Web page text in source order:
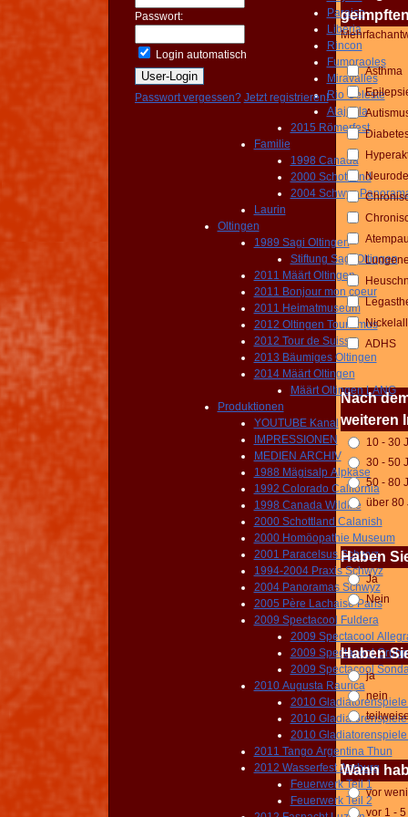
Paraiso
Liberia
Rincon
Fumoraoles
Miravalles
Rio Celeste
Alajuela
2015 Römerfest
Familie
1998 Canada
2000 Schottland
2004 Schwyz
Laurin
Oltingen
1989 Sagi Oltingen
Stiftung Sagi Oltingen
2011 Määrt Oltingen
2011 Bonjour mon coeur
2011 Heimatmuseum
2012 Oltingen Tourismus
2012 Tour de Suisse
2013 Bäumiges Oltingen
2014 Määrt Oltingen
Määrt Oltingen LANG
Produktionen
YOUTUBE Kanal
IMPRESSIONEN
MEDIEN ARCHIV
1988 Mägisalp Alpkäse
1992 Colorado California
1998 Canada Wildlife
2000 Schottland Calanish
2000 Homöopathie Museum
2001 Paracelsus Schwyz
1994-2004 Praxis Schwyz
2004 Panoramas Schwyz
2005 Père Lachaise Paris
2009 Spectacool Fuldera
2009 Spectacool
2009 Spectacool
2009 Spectacool
2010 Augusta Raurica
2010 Gladiatorenspiele
2010 Gladiatorenspiele
2010 Gladiatorenspiele
2011 Tango Argentina Thun
2012 Wasserfest Aarburg
Feuerwerk Teil 1
Feuerwerk Teil 2
Passwort:
Login automatisch
Passwort vergessen? Jetzt registrieren!
Asthma
ADHS
Nach
weiteren
10 - 30
30 - 50
50 - 80
über 80
Haben
Ja
Nein
Haben
ja
nein
teilweise
Wann
vor
vor 1 -